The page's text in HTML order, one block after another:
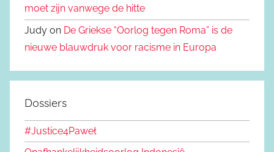
moet zijn vanwege de hitte
Judy on De Griekse “Oorlog tegen Roma” is de
nieuwe blauwdruk voor racisme in Europa
Dossiers
#Justice4Paweł